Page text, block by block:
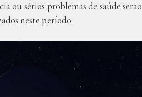
ou sérios problemas de saúde serão
neste período.